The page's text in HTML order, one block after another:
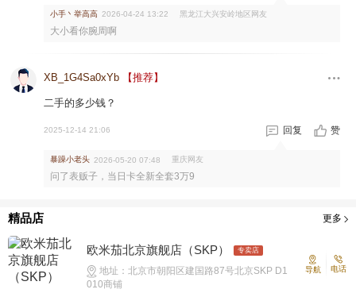
小手丶举高高 2026-04-24 13:22 黑龙江大兴安岭地区网友
大小看你腕周啊
XB_1G4Sa0xYb 【推荐】
二手的多少钱？
2025-12-14 21:06 回复 赞
暴躁小老头 2026-05-20 07:48 重庆网友
问了表贩子，当日卡全新全套3万9
精品店 更多
欧米茄北京旗舰店（SKP） 专卖店
地址：北京市朝阳区建国路87号北京SKP D1
010商铺
导航 电话